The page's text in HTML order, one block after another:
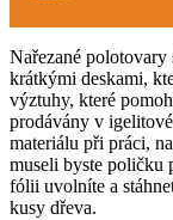
Nařezané polotovary
krátkými deskami,
výztuhy, které
prodávány v
materiálu při práci,
museli byste poličku
fólii uvolníte a
kusy dřeva.